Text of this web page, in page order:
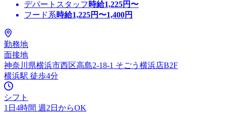
デパートスタッフ 時給1,225円〜
フード系時給1,225円〜1,400円
勤務地
面接地
神奈川県横浜市西区高島2-18-1 そごう横浜店B2F
横浜駅 徒歩4分
シフト
1日4時間 週2日からOK